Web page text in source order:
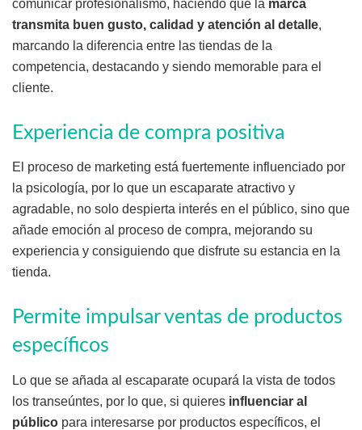
comunicar profesionalismo, haciendo que la marca
transmita buen gusto, calidad y atención al detalle,
marcando la diferencia entre las tiendas de la
competencia, destacando y siendo memorable para el
cliente.
Experiencia de compra positiva
El proceso de marketing está fuertemente influenciado por
la psicología, por lo que un escaparate atractivo y
agradable, no solo despierta interés en el público, sino que
añade emoción al proceso de compra, mejorando su
experiencia y consiguiendo que disfrute su estancia en la
tienda.
Permite impulsar ventas de productos
específicos
Lo que se añada al escaparate ocupará la vista de todos
los transeúntes, por lo que, si quieres influenciar al
público para interesarse por productos específicos, el